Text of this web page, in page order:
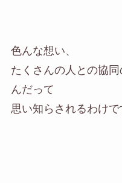
色んな想い、
たくさんの人との協
んだって
思い知らされるわけで